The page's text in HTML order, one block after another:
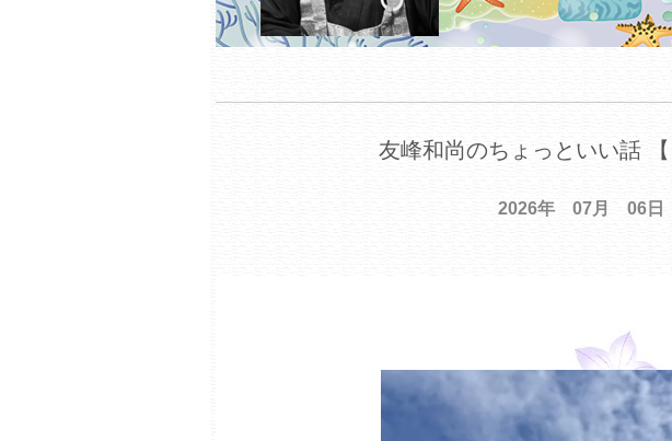
友峰和尚のちょっといい話 【
2026年 07月 06